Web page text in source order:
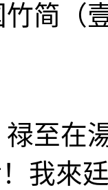
简（
至在
我來